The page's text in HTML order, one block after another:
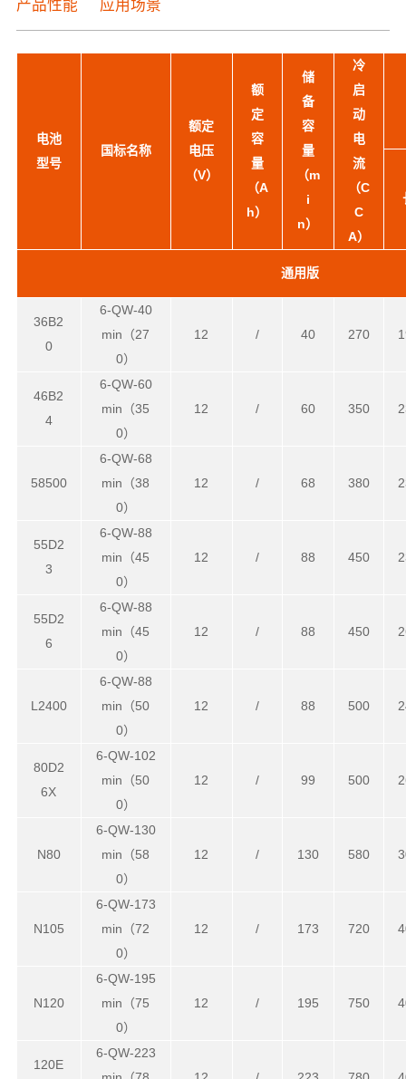
产品性能 应用场景
电池
型号
国标名称
额定
电压
（V）
额
定
容
量
（A
h）
储
备
容
量
（m
i
n）
冷
启
动
电
流
（C
C
A）
通用版
36B2
0
6-QW-40
min（27
0）
12 / 40 270
46B2
4
6-QW-60
min（35
0）
12 / 60 350
58500
6-QW-68
min（38
0）
12 / 68 380
55D2
3
6-QW-88
min（45
0）
12 / 88 450
55D2
6
6-QW-88
min（45
0）
12 / 88 450
L2400
6-QW-88
min（50
0）
12 / 88 500
80D2
6X
6-QW-102
min（50
0）
12 / 99 500
N80
6-QW-130
min（58
0）
12 / 130 580
N105
6-QW-173
min（72
0）
12 / 173 720
N120
6-QW-195
min（75
0）
12 / 195 750
120E
6-QW-223